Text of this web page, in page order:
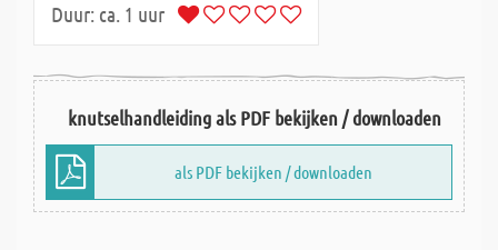
Duur: ca. 1 uur
knutselhandleiding als PDF bekijken / downloaden
als PDF bekijken / downloaden